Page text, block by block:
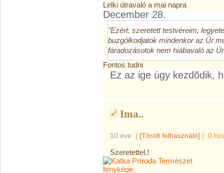
Lelki útravaló a mai napra
December 28.
"Ezért, szeretett testvéreim,
buzgólkodjatok mindenkor az Úr
fáradozásotok nem hiábavaló az
Fontos tudni
Ez az ige úgy kezdõdik,
Ima..
10 éve | [Törölt felhasználó] | 0
Szeretettel.!